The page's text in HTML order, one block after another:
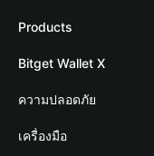
เกี่ยวกับ Bitget Wallet
Blog
Academy
ข่าวสารด้านคริปโต
Products
Crypto Card
Stablecoin Earn
Payfi Crypto
Bitget Wallet X
นักพัฒนา
เชื่อมต่อ Wallet
ความปลอดภัย
Protection Fund
เครื่องมือ